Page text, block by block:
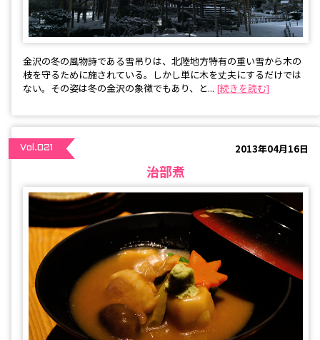
金沢の冬の風物詩である雪吊りは、北陸地方特有の重い雪から木の
枝を守るために施されている。しかし単に木を丈夫にするだけでは
ない。その姿は冬の金沢の象徴でもあり、と... [続きを読む]
Vol.021 2013年04月16日
治部煮